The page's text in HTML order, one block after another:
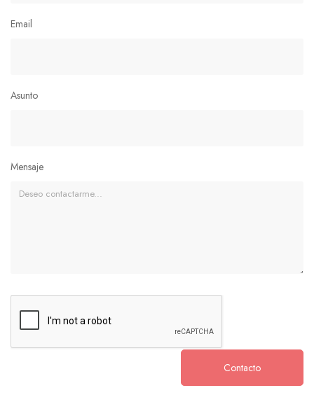
Email
Asunto
Mensaje
Contacto